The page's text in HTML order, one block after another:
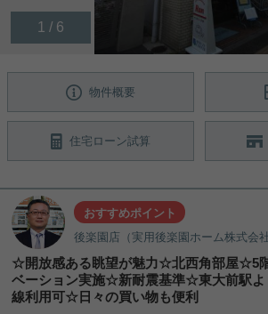
1 / 6
物件概要
住宅ローン試算
おすすめポイント
後楽園店（実用後楽園ホーム株式会
☆開放感ある眺望が魅力☆北西角部屋☆5
ベーション実施☆新耐震基準☆東大前駅よ
線利用可☆日々の買い物も便利